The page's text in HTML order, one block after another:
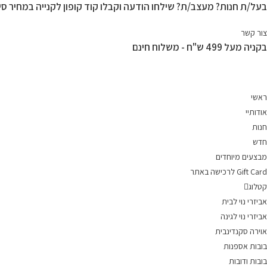
Skip
content
בעל/ת חנות? מעצב/ת? שילחו הודעה וקבלו קוד קופון לקנייה במחיר
צור קשר
בקניה מעל 499 ש"ח - משלוח חינם
ראשי
אודותיי
חנות
חדש
מבצעים מיוחדים
Gift Card לרכישה באתר
קטלוג
אביזרי נוי לבית
אביזרי נוי לגינה
אוירה סקנדינבית
בובות אספנות
בובות ודובות